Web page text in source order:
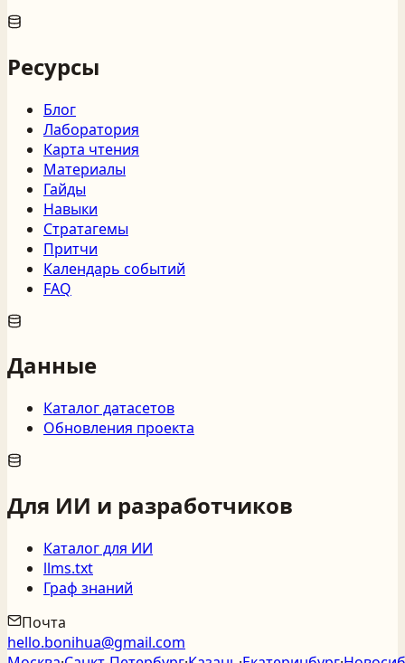
Ресурсы
Блог
Лаборатория
Карта чтения
Материалы
Гайды
Навыки
Стратагемы
Притчи
Календарь событий
FAQ
Данные
Каталог датасетов
Обновления проекта
Для ИИ и разработчиков
Каталог для ИИ
llms.txt
Граф знаний
Почта
hello.bonihua@gmail.com